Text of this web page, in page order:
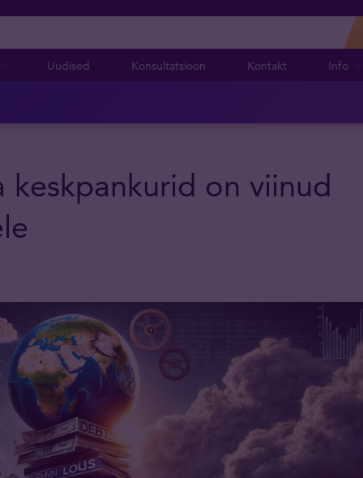
Uudised Konsultatsioon Kontakt Info
on viinud